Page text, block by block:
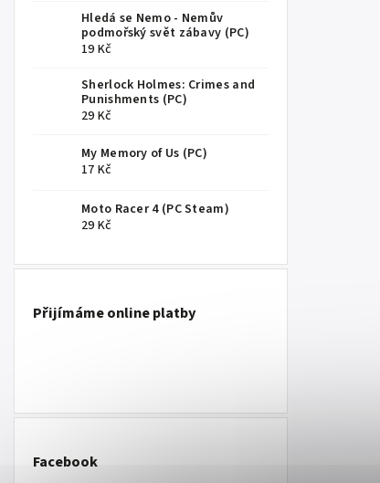
Hledá se Nemo - Nemův
podmořský svět zábavy (PC)
19 Kč
Sherlock Holmes: Crimes and
Punishments (PC)
29 Kč
My Memory of Us (PC)
17 Kč
Moto Racer 4 (PC Steam)
29 Kč
Přijímáme online platby
Facebook